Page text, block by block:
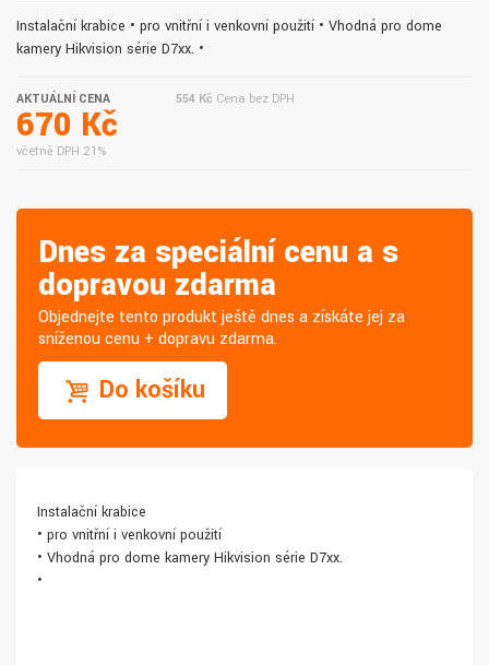
Instalační krabice • pro vnitřní i venkovní použití • Vhodná pro dome
kamery Hikvision série D7xx. •
AKTUÁLNÍ CENA
670 Kč
včetně DPH 21%
554 Kč Cena bez DPH
Dnes za speciální cenu a s
dopravou zdarma
Objednejte tento produkt ještě dnes a získáte jej za
sníženou cenu + dopravu zdarma.
Do košíku
Instalační krabice
• pro vnitřní i venkovní použití
• Vhodná pro dome kamery Hikvision série D7xx.
•